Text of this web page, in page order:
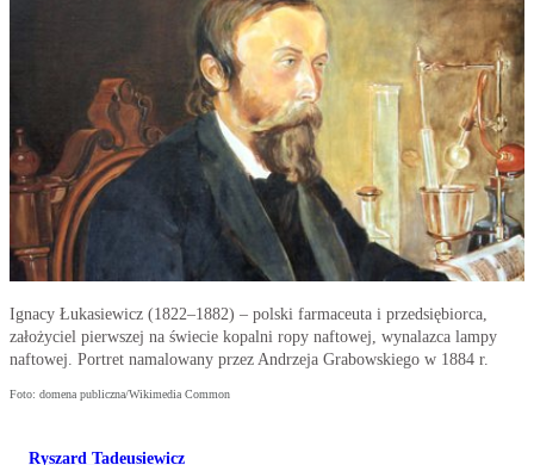
Ignacy Łukasiewicz (1822–1882) – polski farmaceuta i przedsiębiorca,
założyciel pierwszej na świecie kopalni ropy naftowej, wynalazca lampy
naftowej. Portret namalowany przez Andrzeja Grabowskiego w 1884 r.
Foto: domena publiczna/Wikimedia Common
Ryszard Tadeusiewicz